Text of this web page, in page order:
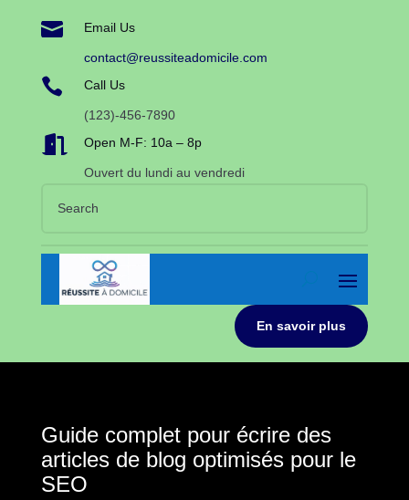
 Email Us
contact@reussiteadomicile.com
 Call Us
(123)-456-7890
 Open M-F: 10a – 8p
Ouvert du lundi au vendredi
En savoir plus
Guide complet pour écrire des
articles de blog optimisés pour le
SEO